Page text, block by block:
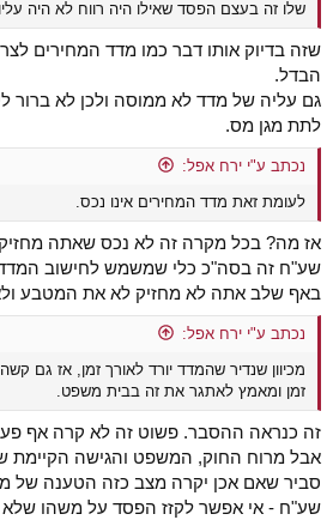
שלו זה בעצם הפסד שאילו היה רווח לא היה
שזה בדיוק אותו דבר כמו מדד המחירים
הבדל.
גם עליה של מדד לא ממוסה ולכן לא ברור
לתת מגן מס.
נכתב ע"י ירח אפל:
לעומת זאת מדד המחירים אינו נכס.
אז מה? בכל מקרה זה לא נכס שאתה
שע"ח זה בסה"כ כלי שמשמש לחישוב המדד
באף שלב אתה לא מחזיק לא את המטבע
נכתב ע"י ירח אפל:
מכיוון שנדיר שהמדד יורד לאורך זמן, אז גם
זמן ומאמץ לאתגר את זה בבית משפט.
זה כנראה ההסבר. פשוט זה לא קרה אף
אבל מרוח החוק, המשפט והגישה הקיימת
סביר שאם אכן יקרה מצב כזה הטענה של
שע"ח - אי אפשר לקזז הפסד על משהו שלא